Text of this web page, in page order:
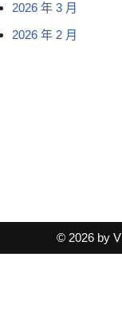
2026 年 3 月
2026 年 2 月
© 2026 by